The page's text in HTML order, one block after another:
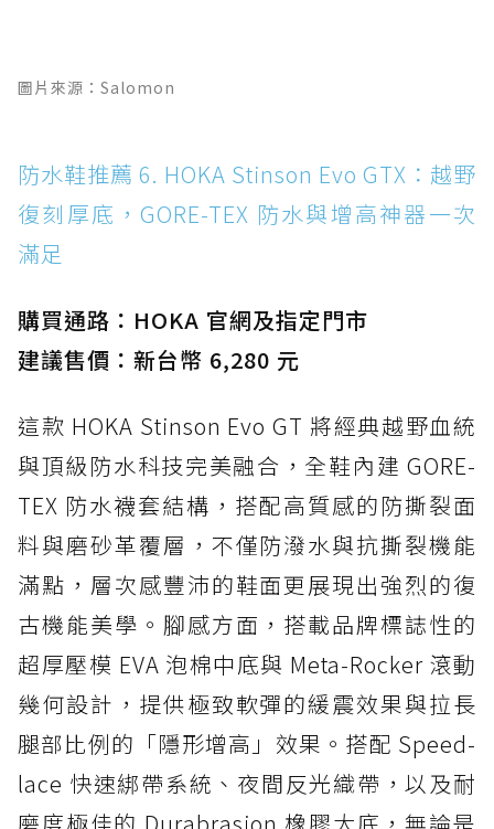
圖片來源：Salomon
防水鞋推薦 6. HOKA Stinson Evo GTX：越野
復刻厚底，GORE-TEX 防水與增高神器一次
滿足
購買通路：HOKA 官網及指定門市
建議售價：新台幣 6,280 元
這款 HOKA Stinson Evo GT 將經典越野血統
與頂級防水科技完美融合，全鞋內建 GORE-
TEX 防水襪套結構，搭配高質感的防撕裂面
料與磨砂革覆層，不僅防潑水與抗撕裂機能
滿點，層次感豐沛的鞋面更展現出強烈的復
古機能美學。腳感方面，搭載品牌標誌性的
超厚壓模 EVA 泡棉中底與 Meta-Rocker 滾動
幾何設計，提供極致軟彈的緩震效果與拉長
腿部比例的「隱形增高」效果。搭配 Speed-
lace 快速綁帶系統、夜間反光織帶，以及耐